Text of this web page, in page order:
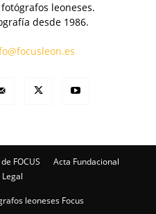
leoneses.
desde 1986.
FOCUS
Acta Fundacional
leoneses Focus